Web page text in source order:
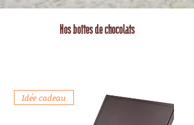
Nos boîtes de chocolats
Idée cadeau